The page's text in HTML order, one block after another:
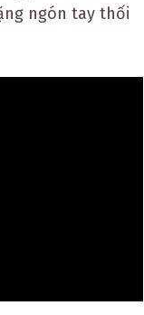
ngón tay thối